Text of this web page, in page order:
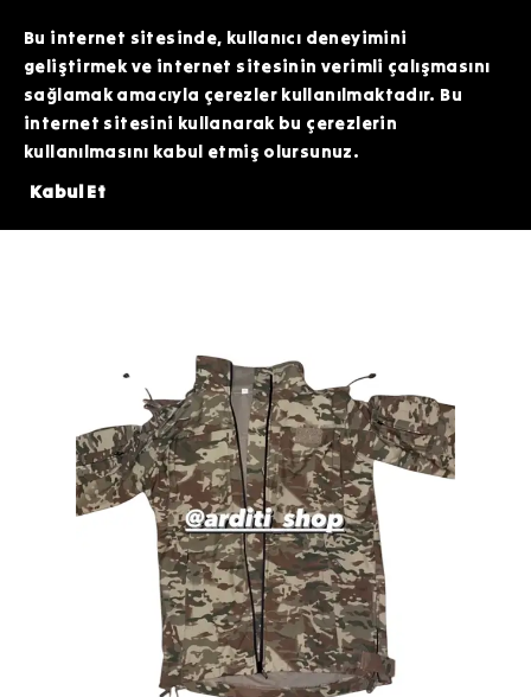
HATTIMIZDAN BİZİMLE İLETİŞİME GEÇEBİLİRSİNİZ. SİZE EN İYİ FIRSATLARI
SUNMAK İÇİN BURADAYIZ!
Bu internet sitesinde, kullanıcı deneyimini
geliştirmek ve internet sitesinin verimli çalışmasını
sağlamak amacıyla çerezler kullanılmaktadır. Bu
internet sitesini kullanarak bu çerezlerin
kullanılmasını kabul etmiş olursunuz.
Kabul Et
200 TL DEĞERİNDEKİ ARDİTİ TACTİCAL SİLİKON PATCH